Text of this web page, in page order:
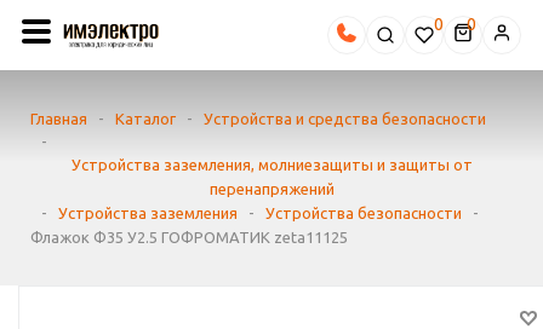
0
Главная - Каталог -
Устройства и средства безопасности
-
Устройства заземления, молниезащиты и защиты от
перенапряжений
-
Устройства заземления - Устройства безопасности
-
Флажок Ф35 У2.5 ГОФРОМАТИК zeta11125